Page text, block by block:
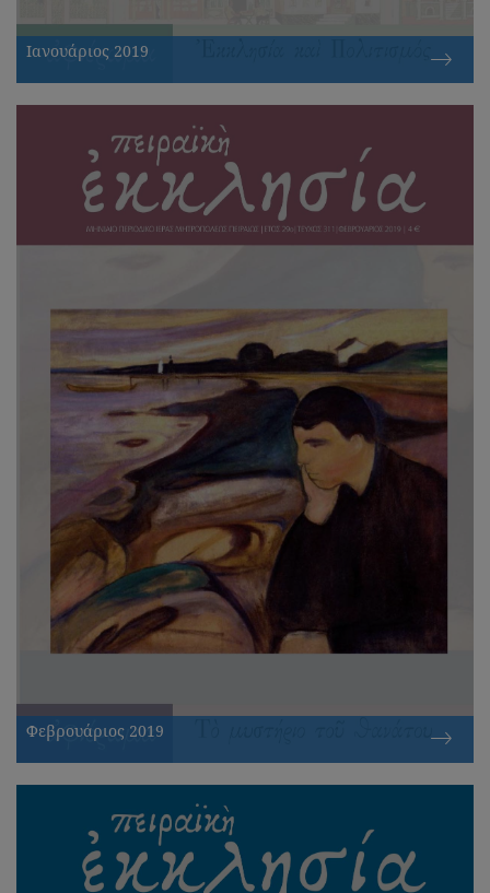
Ιανουάριος 2019
Φεβρουάριος 2019